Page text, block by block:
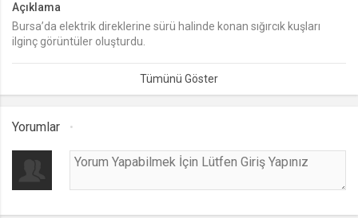
lang
Seçilen dil tercihini tutmak
.web.tv
Açıklama
Bursa’da elektrik direklerine sürü halinde konan sığırcık kuşları
ilginç görüntüler oluşturdu.
Yorumlar